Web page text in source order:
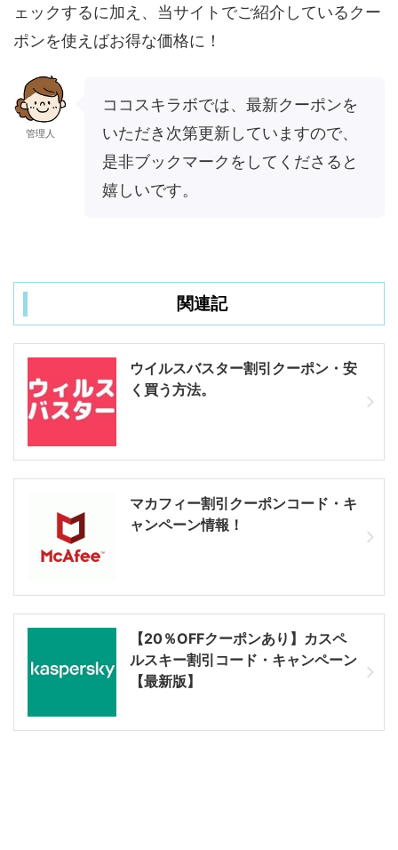
ェックするに加え、当サイトでご紹介しているクー
ポンを使えばお得な価格に！
管理人
ココスキラボでは、最新クーポンを
いただき次第更新していますので、
是非ブックマークをしてくださると
嬉しいです。
関連記
ウイルスバスター割引クーポン・安
く買う方法。
マカフィー割引クーポンコード・キ
ャンペーン情報！
【20％OFFクーポンあり】カスペ
ルスキー割引コード・キャンペーン
【最新版】